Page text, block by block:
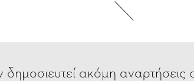
δημοσιευτεί ακόμη